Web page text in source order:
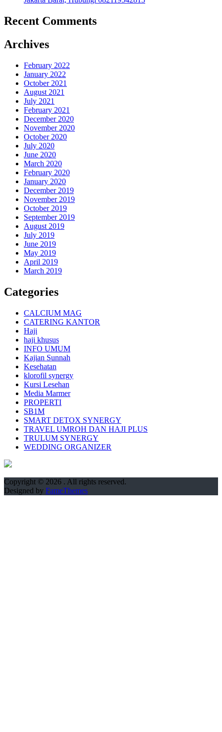
Recent Comments
Archives
February 2022
January 2022
October 2021
August 2021
July 2021
February 2021
December 2020
November 2020
October 2020
July 2020
June 2020
March 2020
February 2020
January 2020
December 2019
November 2019
October 2019
September 2019
August 2019
July 2019
June 2019
May 2019
April 2019
March 2019
Categories
CALCIUM MAG
CATERING KANTOR
Haji
haji khusus
INFO UMUM
Kajian Sunnah
Kesehatan
klorofil synergy
Kursi Lesehan
Media Marmer
PROPERTI
SB1M
SMART DETOX SYNERGY
TRAVEL UMROH DAN HAJI PLUS
TRULUM SYNERGY
WEDDING ORGANIZER
Copyright © 2026 . All rights reserved.
Designed by FameThemes